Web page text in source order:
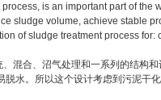
is an important part of
sludge volume, achieve stable
of sludge treatment process
混合、沼气处理和一系列的结构和
。所以这个设计考虑到污泥